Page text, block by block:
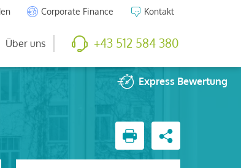
Corporate Finance Kontakt
Über uns +43 512 584 380
Express Bewertung